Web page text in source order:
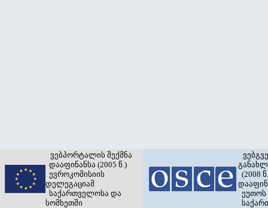
ვებპორტალის შექმნა
დააფინანსა (2005 წ.)
ევროკომისიის
დელეგაციამ
საქართველოსა და
სომხეთში
(2008
ეუთოს